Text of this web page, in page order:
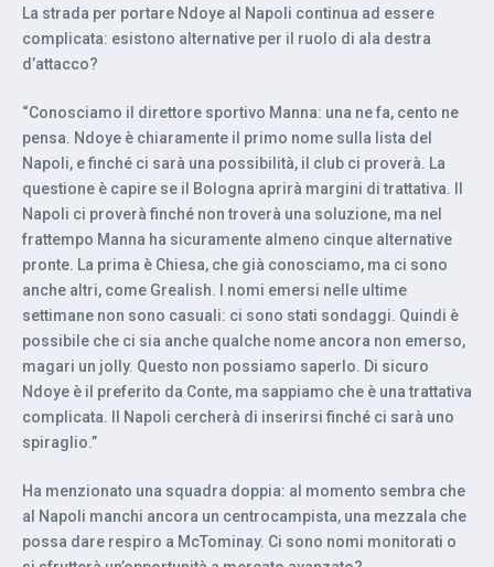
La strada per portare Ndoye al Napoli continua ad essere
complicata: esistono alternative per il ruolo di ala destra
d’attacco?
“Conosciamo il direttore sportivo Manna: una ne fa, cento ne
pensa. Ndoye è chiaramente il primo nome sulla lista del
Napoli, e finché ci sarà una possibilità, il club ci proverà. La
questione è capire se il Bologna aprirà margini di trattativa. Il
Napoli ci proverà finché non troverà una soluzione, ma nel
frattempo Manna ha sicuramente almeno cinque alternative
pronte. La prima è Chiesa, che già conosciamo, ma ci sono
anche altri, come Grealish. I nomi emersi nelle ultime
settimane non sono casuali: ci sono stati sondaggi. Quindi è
possibile che ci sia anche qualche nome ancora non emerso,
magari un jolly. Questo non possiamo saperlo. Di sicuro
Ndoye è il preferito da Conte, ma sappiamo che è una trattativa
complicata. Il Napoli cercherà di inserirsi finché ci sarà uno
spiraglio.”
Ha menzionato una squadra doppia: al momento sembra che
al Napoli manchi ancora un centrocampista, una mezzala che
possa dare respiro a McTominay. Ci sono nomi monitorati o